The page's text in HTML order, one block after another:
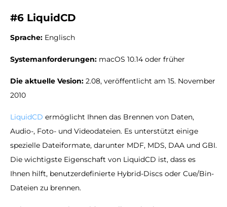
#6 LiquidCD
Sprache: Englisch
Systemanforderungen: macOS 10.14 oder früher
Die aktuelle Vesion: 2.08, veröffentlicht am 15. November
2010
LiquidCD ermöglicht Ihnen das Brennen von Daten,
Audio-, Foto- und Videodateien. Es unterstützt einige
spezielle Dateiformate, darunter MDF, MDS, DAA und GBI.
Die wichtigste Eigenschaft von LiquidCD ist, dass es
Ihnen hilft, benutzerdefinierte Hybrid-Discs oder Cue/Bin-
Dateien zu brennen.